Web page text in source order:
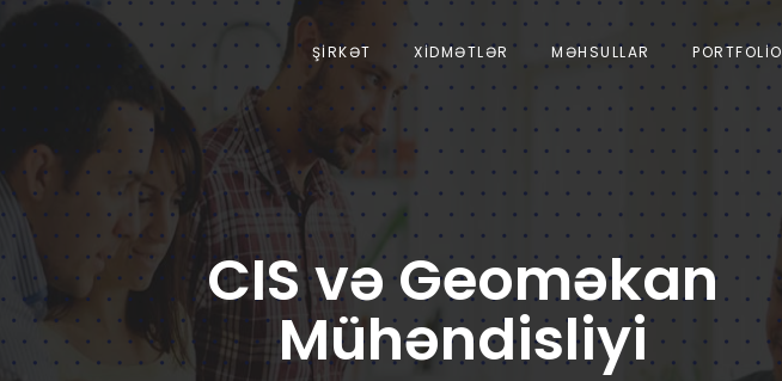
ŞIRKƏT XIDMƏTLƏR MƏHSULLAR PORTFOLIO
CIS və Geoməkan
Mühəndisliyi